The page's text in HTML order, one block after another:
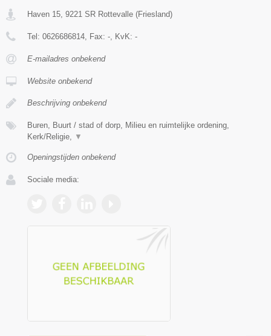
Haven 15 9221 SR Rottevalle (Friesland)
Tel: 0626686814 , Fax: - , KvK: -
E-mailadres onbekend
Website onbekend
Beschrijving onbekend
Buren, Buurt / stad of dorp, Milieu en ruimtelijke ordening,
Kerk/Religie,
▼
Openingstijden onbekend
Sociale media: